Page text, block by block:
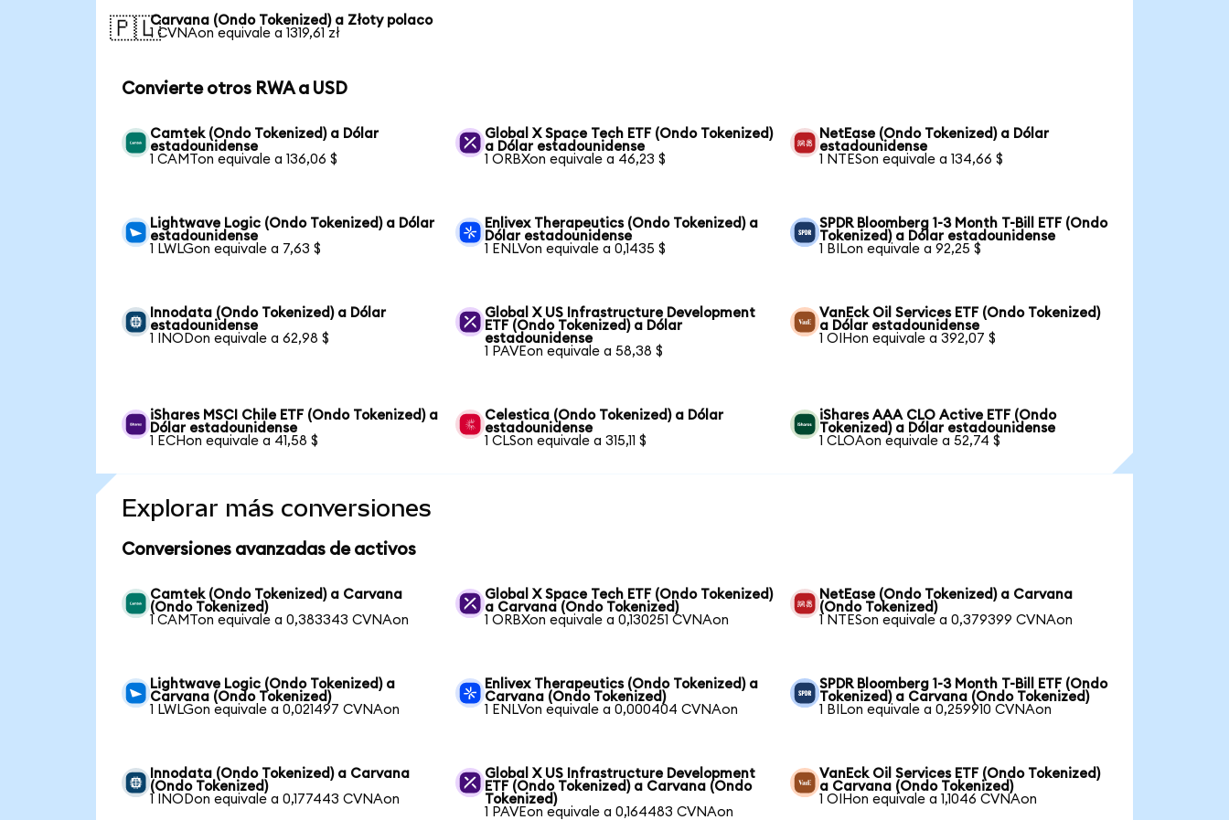
🇵🇱Carvana (Ondo Tokenized) a Złoty polaco
1 CVNAon equivale a 1319,61 zł
Convierte otros RWA a USD
Camtek (Ondo Tokenized) a Dólar
estadounidense
1 CAMTon equivale a 136,06 $
Global X Space Tech ETF (Ondo Tokenized)
a Dólar estadounidense
1 ORBXon equivale a 46,23 $
NetEase (Ondo Tokenized) a Dólar
estadounidense
1 NTESon equivale a 134,66 $
Lightwave Logic (Ondo Tokenized) a Dólar
estadounidense
1 LWLGon equivale a 7,63 $
Enlivex Therapeutics (Ondo Tokenized) a
Dólar estadounidense
1 ENLVon equivale a 0,1435 $
SPDR Bloomberg 1-3 Month T-Bill ETF (Ondo
Tokenized) a Dólar estadounidense
1 BILon equivale a 92,25 $
Innodata (Ondo Tokenized) a Dólar
estadounidense
1 INODon equivale a 62,98 $
Global X US Infrastructure Development
ETF (Ondo Tokenized) a Dólar
estadounidense
1 PAVEon equivale a 58,38 $
VanEck Oil Services ETF (Ondo Tokenized)
a Dólar estadounidense
1 OIHon equivale a 392,07 $
iShares MSCI Chile ETF (Ondo Tokenized) a
Dólar estadounidense
1 ECHon equivale a 41,58 $
Celestica (Ondo Tokenized) a Dólar
estadounidense
1 CLSon equivale a 315,11 $
iShares AAA CLO Active ETF (Ondo
Tokenized) a Dólar estadounidense
1 CLOAon equivale a 52,74 $
Explorar más conversiones
Conversiones avanzadas de activos
Camtek (Ondo Tokenized) a Carvana
(Ondo Tokenized)
1 CAMTon equivale a 0,383343 CVNAon
Global X Space Tech ETF (Ondo Tokenized)
a Carvana (Ondo Tokenized)
1 ORBXon equivale a 0,130251 CVNAon
NetEase (Ondo Tokenized) a Carvana
(Ondo Tokenized)
1 NTESon equivale a 0,379399 CVNAon
Lightwave Logic (Ondo Tokenized) a
Carvana (Ondo Tokenized)
1 LWLGon equivale a 0,021497 CVNAon
Enlivex Therapeutics (Ondo Tokenized) a
Carvana (Ondo Tokenized)
1 ENLVon equivale a 0,000404 CVNAon
SPDR Bloomberg 1-3 Month T-Bill ETF (Ondo
Tokenized) a Carvana (Ondo Tokenized)
1 BILon equivale a 0,259910 CVNAon
Innodata (Ondo Tokenized) a Carvana
(Ondo Tokenized)
1 INODon equivale a 0,177443 CVNAon
Global X US Infrastructure Development
ETF (Ondo Tokenized) a Carvana (Ondo
Tokenized)
1 PAVEon equivale a 0,164483 CVNAon
VanEck Oil Services ETF (Ondo Tokenized)
a Carvana (Ondo Tokenized)
1 OIHon equivale a 1,1046 CVNAon